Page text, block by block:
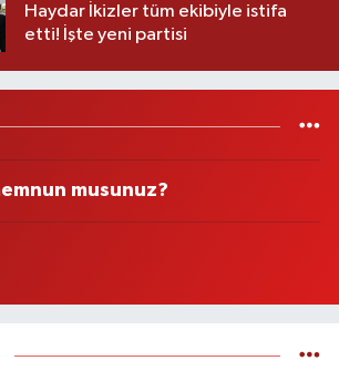
Haydar İkizler tüm ekibiyle istifa
etti! İşte yeni partisi
musunuz?